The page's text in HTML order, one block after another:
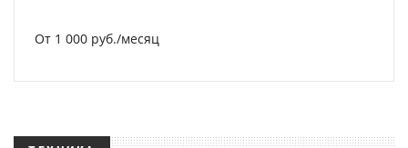
От 1 000 руб./месяц